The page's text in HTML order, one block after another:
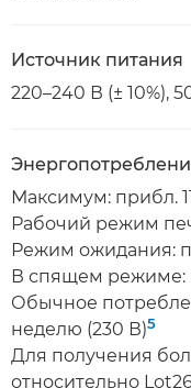
Источник питания
220–240 В (± 10%),
Максимум: прибл.
Рабочий режим
Режим ожидания:
В спящем режиме:
Обычное
неделю (230 В)5
Для получения
относительно